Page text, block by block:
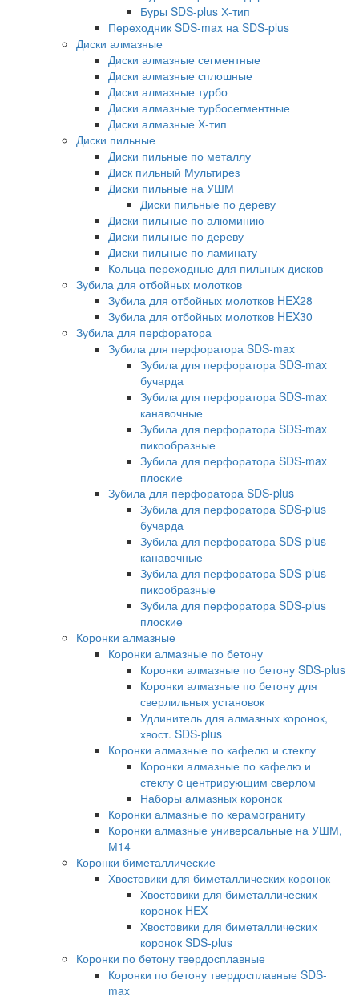
Буры SDS-plus Х-тип
Переходник SDS-max на SDS-plus
Диски алмазные
Диски алмазные сегментные
Диски алмазные сплошные
Диски алмазные турбо
Диски алмазные турбосегментные
Диски алмазные Х-тип
Диски пильные
Диски пильные по металлу
Диск пильный Мультирез
Диски пильные на УШМ
Диски пильные по дереву
Диски пильные по алюминию
Диски пильные по дереву
Диски пильные по ламинату
Кольца переходные для пильных дисков
Зубила для отбойных молотков
Зубила для отбойных молотков HEX28
Зубила для отбойных молотков HEX30
Зубила для перфоратора
Зубила для перфоратора SDS-max
Зубила для перфоратора SDS-max
бучарда
Зубила для перфоратора SDS-max
канавочные
Зубила для перфоратора SDS-max
пикообразные
Зубила для перфоратора SDS-max
плоские
Зубила для перфоратора SDS-plus
Зубила для перфоратора SDS-plus
бучарда
Зубила для перфоратора SDS-plus
канавочные
Зубила для перфоратора SDS-plus
пикообразные
Зубила для перфоратора SDS-plus
плоские
Коронки алмазные
Коронки алмазные по бетону
Коронки алмазные по бетону SDS-plus
Коронки алмазные по бетону для
сверлильных установок
Удлинитель для алмазных коронок,
хвост. SDS-plus
Коронки алмазные по кафелю и стеклу
Коронки алмазные по кафелю и
стеклу c центрирующим сверлом
Наборы алмазных коронок
Коронки алмазные по керамограниту
Коронки алмазные универсальные на УШМ,
М14
Коронки биметаллические
Хвостовики для биметаллических коронок
Хвостовики для биметаллических
коронок HEX
Хвостовики для биметаллических
коронок SDS-plus
Коронки по бетону твердосплавные
Коронки по бетону твердосплавные SDS-
max